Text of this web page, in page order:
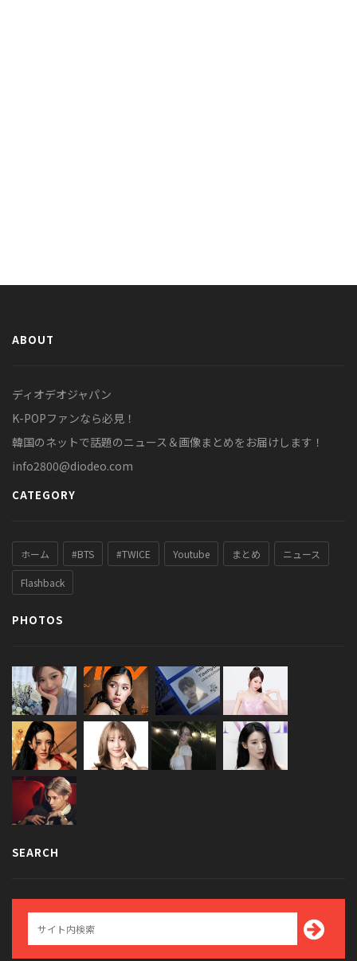
ABOUT
ディオデオジャパン
K-POPファンなら必見！
韓国のネットで話題のニュース＆画像まとめをお届けします！
info2800@diodeo.com
CATEGORY
ホーム #BTS #TWICE Youtube まとめ ニュース
Flashback
PHOTOS
SEARCH